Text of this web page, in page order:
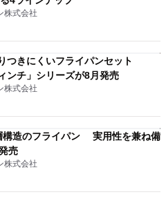
株式会社
つきにくいフライパンセット
ンチ」シリーズが8月発売
株式会社
構造のフライパン 実用性を兼ね備
売
株式会社